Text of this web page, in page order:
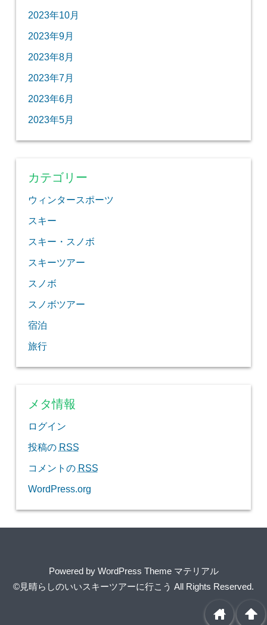
2023年10月
2023年9月
2023年8月
2023年7月
2023年6月
2023年5月
カテゴリー
ウィンタースポーツ
スキー
スキー・スノボ
スキーツアー
スノボ
スノボツアー
宿泊
旅行
メタ情報
ログイン
投稿の RSS
コメントの RSS
WordPress.org
Powered by WordPress Theme マテリアル
©見晴らしのいいスキーツアーに行こう All Rights Reserved.
arrowup
home